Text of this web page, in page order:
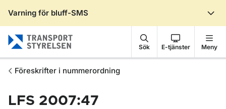
Varning för bluff-SMS
Sök E-tjänster Meny
Föreskrifter i nummerordning
LFS 2007:47